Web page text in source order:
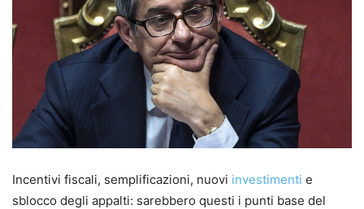
Incentivi fiscali, semplificazioni, nuovi investimenti e
sblocco degli appalti: sarebbero questi i punti base del